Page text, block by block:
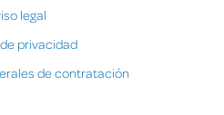
legal
privacidad
de contratación